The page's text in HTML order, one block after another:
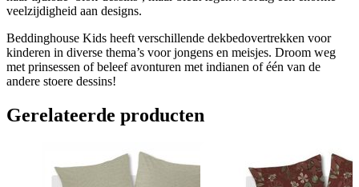
veelzijdigheid aan designs.
Beddinghouse Kids heeft verschillende dekbedovertrekken voor
kinderen in diverse thema’s voor jongens en meisjes. Droom weg
met prinsessen of beleef avonturen met indianen of één van de
andere stoere dessins!
Gerelateerde producten